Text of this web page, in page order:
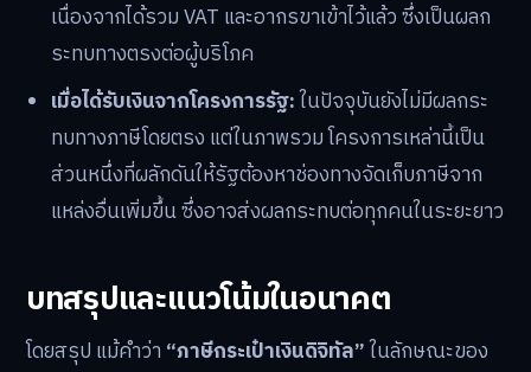
เนื่องจากได้รวม VAT และอากรขาเข้าไว้แล้ว ซึ่งเป็นผลก
ระทบทางตรงต่อผู้บริโภค
เมื่อได้รับเงินจากโครงการรัฐ:ในปัจจุบันยังไม่มีผลกระ
ทบทางภาษีโดยตรง แต่ในภาพรวม โครงการเหล่านี้เป็น
ส่วนหนึ่งที่ผลักดันให้รัฐต้องหาช่องทางจัดเก็บภาษีจาก
แหล่งอื่นเพิ่มขึ้น ซึ่งอาจส่งผลกระทบต่อทุกคนในระยะยาว
บทสรุปและแนวโน้มในอนาคต
โดยสรุป แม้คำว่า “ภาษีกระเป๋าเงินดิจิทัล”ในลักษณะของ